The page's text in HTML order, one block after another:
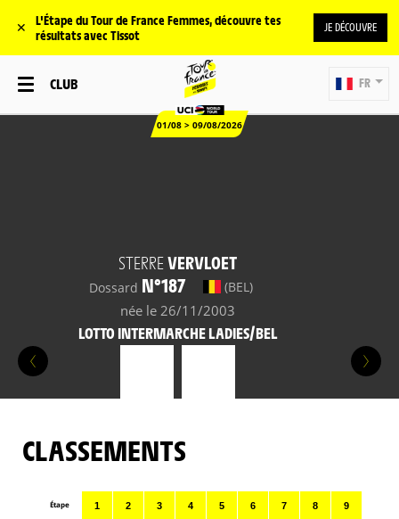
✕
L'Étape du Tour de France Femmes, découvre tes
résultats avec Tissot
JE DÉCOUVRE
CLUB
01/08 > 09/08/2026
FR
STERREVERVLOET
Dossard N°187 (BEL)
née le 26/11/2003
LOTTO INTERMARCHE LADIES/BEL
CLASSEMENTS
Étape 1 2 3 4 5 6 7 8 9